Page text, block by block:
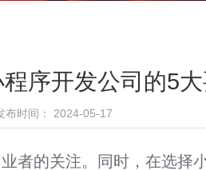
序开发公司的5
布时间： 2024-05-17
业者的关注。同时，在选择